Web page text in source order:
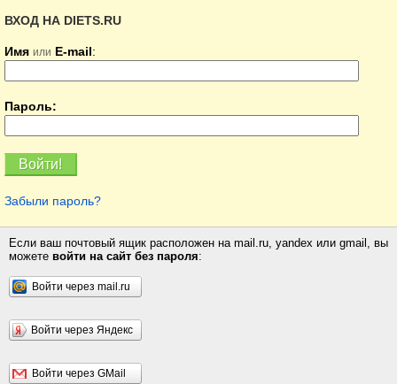
ВХОД НА DIETS.RU
Имя или E-mail:
Пароль:
Забыли пароль?
Если ваш почтовый ящик расположен на mail.ru, yandex или gmail, вы
можете войти на сайт без пароля:
Войти через mail.ru
Войти через Яндекс
Войти через GMail